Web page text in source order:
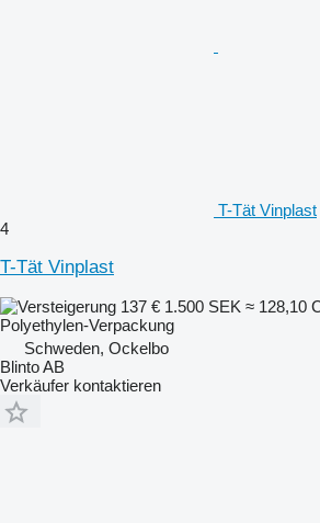
T-Tät Vinplast
4
T-Tät Vinplast
137 € 1.500 SEK ≈ 128,10
Polyethylen-Verpackung
Schweden, Ockelbo
Blinto AB
Verkäufer kontaktieren